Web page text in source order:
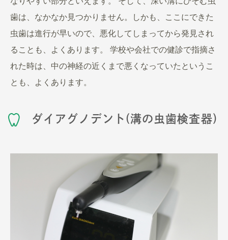
歯は、なかなか見つかりません。しかも、ここにできた
虫歯は進行が早いので、悪化してしまってから発見され
ることも、よくあります。 学校や会社での健診で指摘さ
れた時は、中の神経の近くまで悪くなっていたというこ
とも、よくあります。
ダイアグノデント(溝の虫歯検査器)